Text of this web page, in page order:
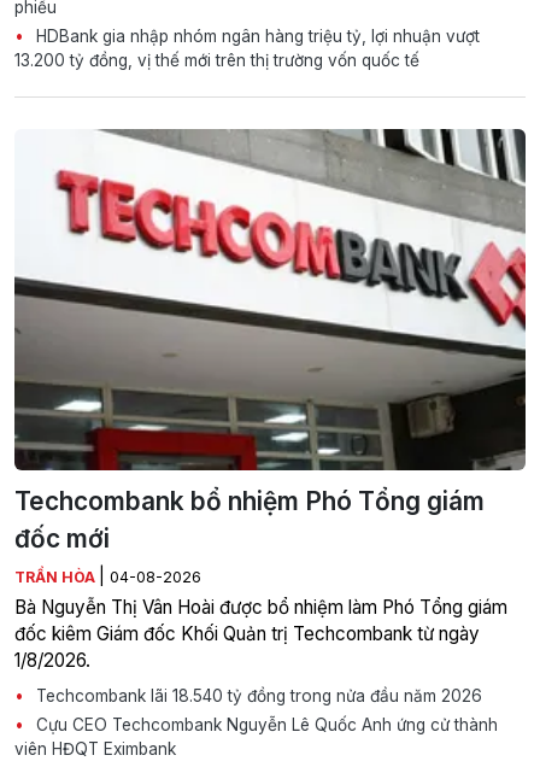
phiếu
HDBank gia nhập nhóm ngân hàng triệu tỷ, lợi nhuận vượt
13.200 tỷ đồng, vị thế mới trên thị trường vốn quốc tế
Techcombank bổ nhiệm Phó Tổng giám
đốc mới
TRẦN HÒA 04-08-2026
Bà Nguyễn Thị Vân Hoài được bổ nhiệm làm Phó Tổng giám
đốc kiêm Giám đốc Khối Quản trị Techcombank từ ngày
1/8/2026.
Techcombank lãi 18.540 tỷ đồng trong nửa đầu năm 2026
Cựu CEO Techcombank Nguyễn Lê Quốc Anh ứng cử thành
viên HĐQT Eximbank